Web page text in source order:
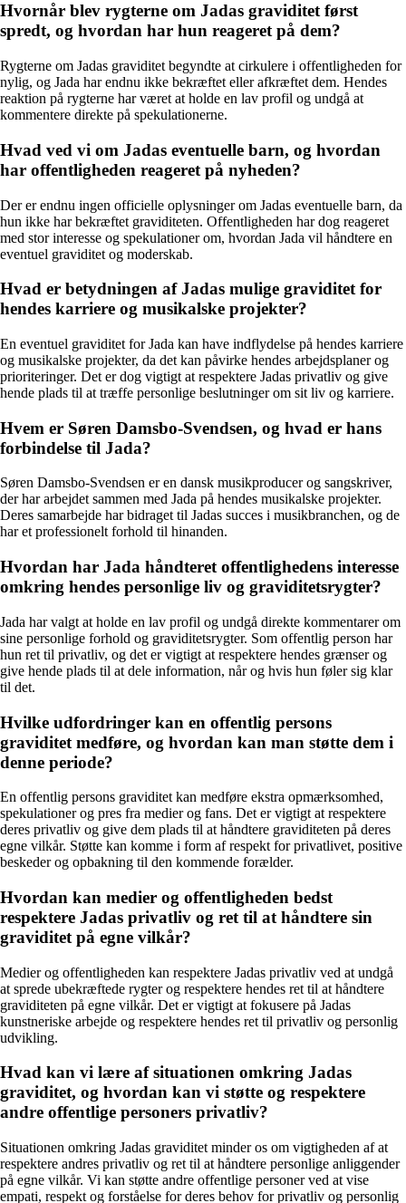
Hvornår blev rygterne om Jadas graviditet først
spredt, og hvordan har hun reageret på dem?
Rygterne om Jadas graviditet begyndte at cirkulere i offentligheden for
nylig, og Jada har endnu ikke bekræftet eller afkræftet dem. Hendes
reaktion på rygterne har været at holde en lav profil og undgå at
kommentere direkte på spekulationerne.
Hvad ved vi om Jadas eventuelle barn, og hvordan
har offentligheden reageret på nyheden?
Der er endnu ingen officielle oplysninger om Jadas eventuelle barn, da
hun ikke har bekræftet graviditeten. Offentligheden har dog reageret
med stor interesse og spekulationer om, hvordan Jada vil håndtere en
eventuel graviditet og moderskab.
Hvad er betydningen af Jadas mulige graviditet for
hendes karriere og musikalske projekter?
En eventuel graviditet for Jada kan have indflydelse på hendes karriere
og musikalske projekter, da det kan påvirke hendes arbejdsplaner og
prioriteringer. Det er dog vigtigt at respektere Jadas privatliv og give
hende plads til at træffe personlige beslutninger om sit liv og karriere.
Hvem er Søren Damsbo-Svendsen, og hvad er hans
forbindelse til Jada?
Søren Damsbo-Svendsen er en dansk musikproducer og sangskriver,
der har arbejdet sammen med Jada på hendes musikalske projekter.
Deres samarbejde har bidraget til Jadas succes i musikbranchen, og de
har et professionelt forhold til hinanden.
Hvordan har Jada håndteret offentlighedens interesse
omkring hendes personlige liv og graviditetsrygter?
Jada har valgt at holde en lav profil og undgå direkte kommentarer om
sine personlige forhold og graviditetsrygter. Som offentlig person har
hun ret til privatliv, og det er vigtigt at respektere hendes grænser og
give hende plads til at dele information, når og hvis hun føler sig klar
til det.
Hvilke udfordringer kan en offentlig persons
graviditet medføre, og hvordan kan man støtte dem i
denne periode?
En offentlig persons graviditet kan medføre ekstra opmærksomhed,
spekulationer og pres fra medier og fans. Det er vigtigt at respektere
deres privatliv og give dem plads til at håndtere graviditeten på deres
egne vilkår. Støtte kan komme i form af respekt for privatlivet, positive
beskeder og opbakning til den kommende forælder.
Hvordan kan medier og offentligheden bedst
respektere Jadas privatliv og ret til at håndtere sin
graviditet på egne vilkår?
Medier og offentligheden kan respektere Jadas privatliv ved at undgå
at sprede ubekræftede rygter og respektere hendes ret til at håndtere
graviditeten på egne vilkår. Det er vigtigt at fokusere på Jadas
kunstneriske arbejde og respektere hendes ret til privatliv og personlig
udvikling.
Hvad kan vi lære af situationen omkring Jadas
graviditet, og hvordan kan vi støtte og respektere
andre offentlige personers privatliv?
Situationen omkring Jadas graviditet minder os om vigtigheden af at
respektere andres privatliv og ret til at håndtere personlige anliggender
på egne vilkår. Vi kan støtte andre offentlige personer ved at vise
empati, respekt og forståelse for deres behov for privatliv og personlig